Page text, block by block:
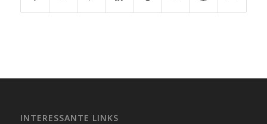
INTERESSANTE LINKS